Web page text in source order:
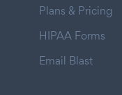
Plans & Pricing
HIPAA Forms
Email Blast